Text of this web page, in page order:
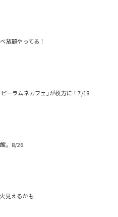
放題やってる！
ーラムネカフェ｣が枚方に！7/18
。8/26
見えるかも